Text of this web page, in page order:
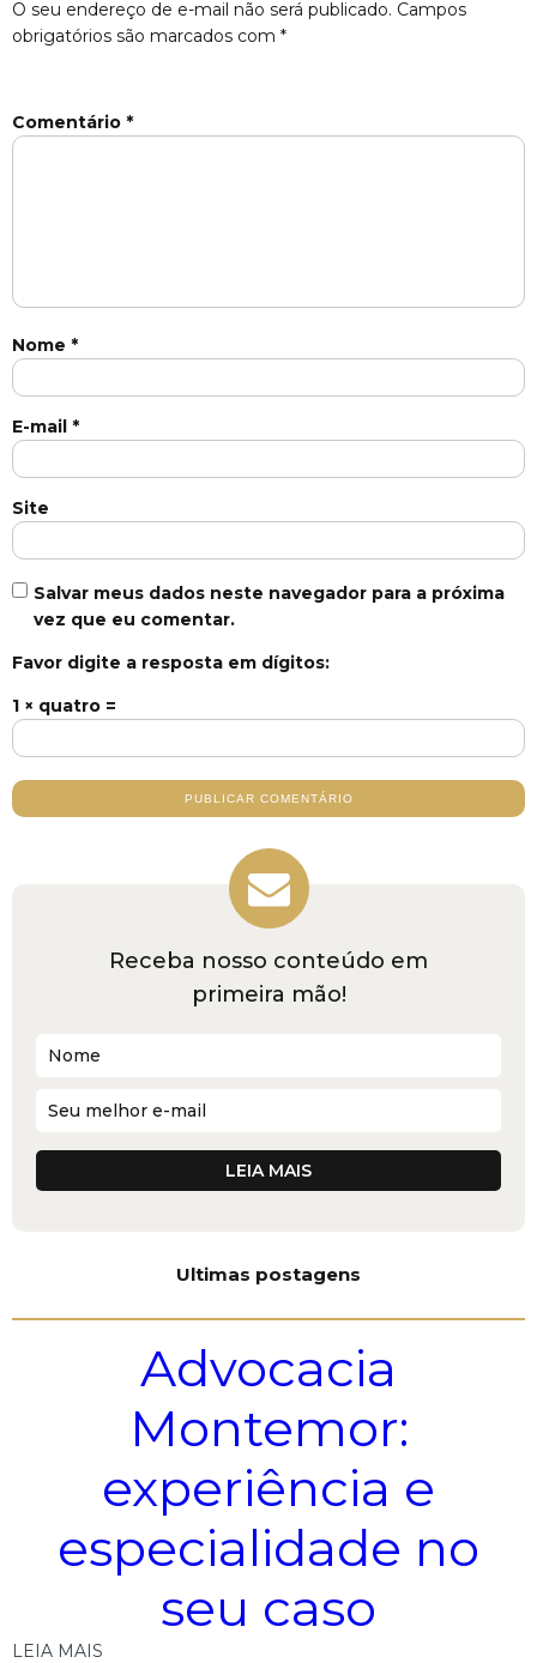
O seu endereço de e-mail não será publicado. Campos
obrigatórios são marcados com *
Comentário *
Nome *
E-mail *
Site
Salvar meus dados neste navegador para a próxima
vez que eu comentar.
Favor digite a resposta em dígitos:
1 × quatro =
Receba nosso conteúdo em
primeira mão!
Ultimas postagens
Advocacia
Montemor:
experiência e
especialidade no
seu caso
LEIA MAIS